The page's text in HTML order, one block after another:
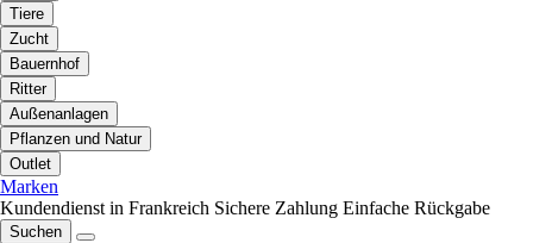
Tiere
Zucht
Bauernhof
Ritter
Außenanlagen
Pflanzen und Natur
Outlet
Marken
Kundendienst in Frankreich Sichere Zahlung Einfache Rückgabe
Suchen